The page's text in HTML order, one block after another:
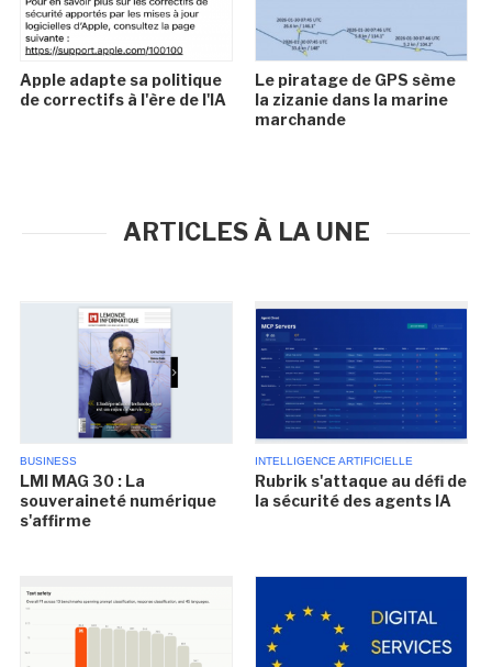
Apple adapte sa politique
de correctifs à l'ère de l'IA
Le piratage de GPS sème
la zizanie dans la marine
marchande
ARTICLES À LA UNE
BUSINESS
LMI MAG 30 : La
souveraineté numérique
s'affirme
INTELLIGENCE ARTIFICIELLE
Rubrik s'attaque au défi de
la sécurité des agents IA